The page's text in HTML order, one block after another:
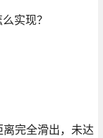
实现？
完全滑出，未达